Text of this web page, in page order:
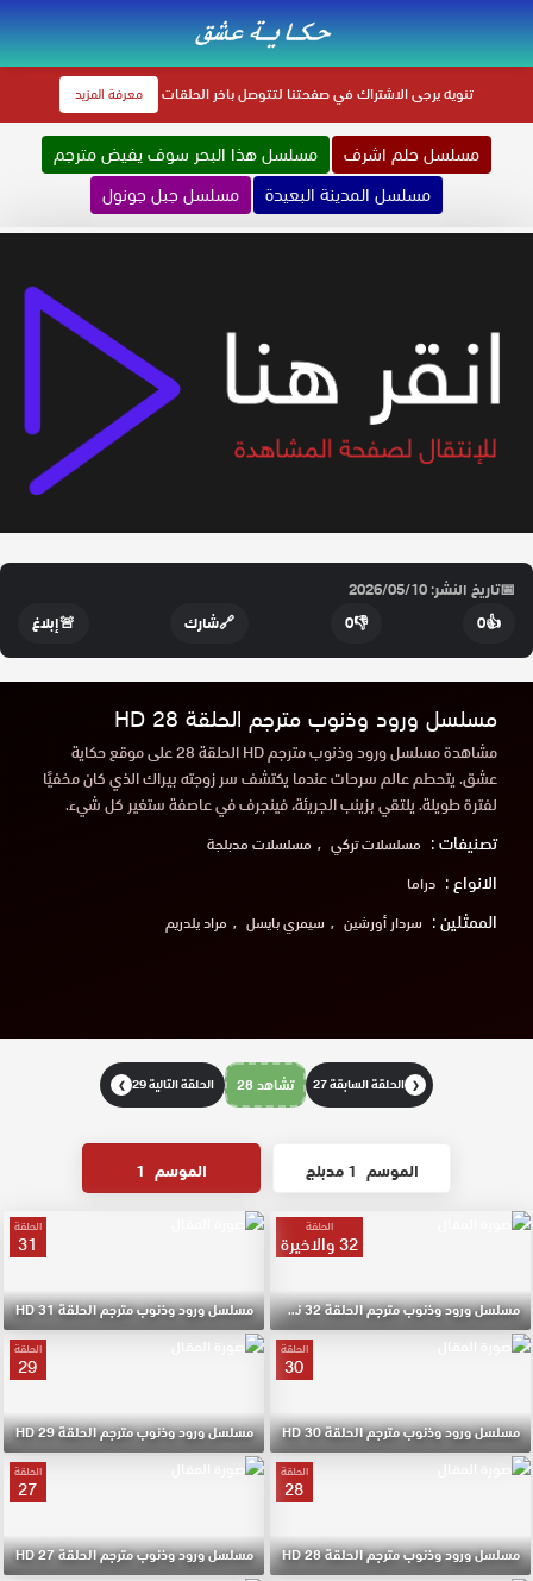
تنويهيرجى الاشتراك في صفحتنا لتتوصل باخر الحلقات معرفة المزيد
مسلسل حلم اشرف
مسلسل هذا البحر سوف يفيض مترجم
مسلسل المدينة البعيدة
مسلسل جبل جونول
📅تاريخ النشر: 2026/05/10
👍
0
👎
0
🔗شارك 🚨إبلاغ
مسلسل ورود وذنوب مترجم الحلقة 28 HD
مشاهدة مسلسل ورود وذنوب مترجم HD الحلقة 28 على موقع حكاية
عشق. يتحطم عالم سرحات عندما يكتشف سر زوجته بيراك الذي كان مخفيًا
لفترة طويلة. يلتقي بزينب الجريئة، فينجرف في عاصفة ستغير كل شيء.
تصنيفات : مسلسلات تركي مسلسلات مدبلجة
الانواع : دراما
الممثلين : سردار أورشين سيمري بايسل مراد يلدريم
❮ الحلقة السابقة 27 تشاهد 28 الحلقة التالية 29 ❯
الموسم 1 مدبلج الموسم 1
الحلقة
32 والاخيرة
مسلسل ورود وذنوب مترجم الحلقة 32 نهاية الموسم HD
الحلقة
31
مسلسل ورود وذنوب مترجم الحلقة 31 HD
الحلقة
30
مسلسل ورود وذنوب مترجم الحلقة 30 HD
الحلقة
29
مسلسل ورود وذنوب مترجم الحلقة 29 HD
الحلقة
28
مسلسل ورود وذنوب مترجم الحلقة 28 HD
الحلقة
27
مسلسل ورود وذنوب مترجم الحلقة 27 HD